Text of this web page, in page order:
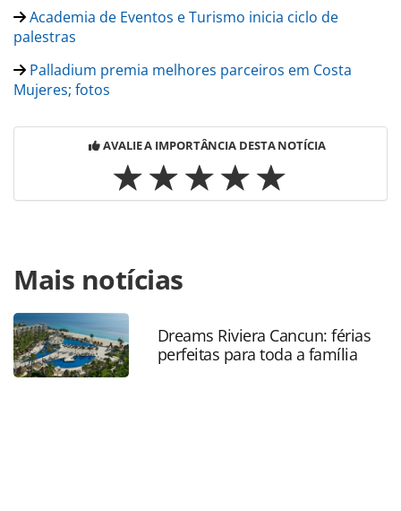
Academia de Eventos e Turismo inicia ciclo de
palestras
Palladium premia melhores parceiros em Costa
Mujeres; fotos
AVALIE A IMPORTÂNCIA DESTA NOTÍCIA
https://www.panrotas.com.br/mercado/operadoras/
lanca-campanha-e-apresenta-novos-membros-em-sp-
fotos_163244.html ou as ferramentas oferecidas na página.
Todo o conteúdo produzido pela PANROTAS Editora é
protegido pela legislação brasileira sobre direito autoral.
Não reproduza o conteúdo sem autorização da PANROTAS
Mais notícias
Dreams Riviera Cancun: férias
perfeitas para toda a família